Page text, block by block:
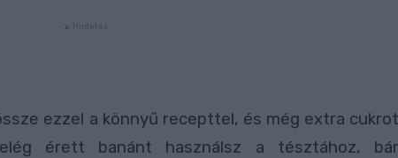
ezzel a könnyű recepttel, és még extra cukrot
érett banánt használsz a tésztához, bár